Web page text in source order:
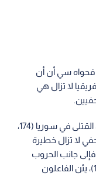
سي أن أن
لا تزال هي
فبينما انخفض بشكل طفيف عدد الصحفيين القتلى في سوريا (174،
الصحفي لا تزال خطيرة
في بعض البلدان، مثل اليمن (168، -1). فإلى جانب الحروب
والأزمات العميقة، كما هو الحال في ليبيا (162)، يئن الفاعلون